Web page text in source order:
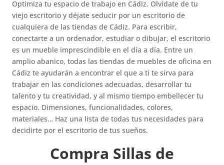
Optimiza tu espacio de trabajo en Cádiz. Olvídate de tu
viejo escritorio y déjate seducir por un escritorio de
cualquiera de las tiendas de Cádiz. Para escribir,
conectarte a un ordenador, estudiar o dibujar, el escritorio
es un mueble imprescindible en el día a día. Entre un
amplio abanico, todas las tiendas de muebles de oficina en
Cádiz te ayudarán a encontrar el que a ti te sirva para
trabajar en las condiciones adecuadas, desarrollar tu
talento y tu creatividad, y al mismo tiempo embellecer tu
espacio. Dimensiones, funcionalidades, colores,
materiales… Haz una lista de todas tus necesidades para
decidirte por el escritorio de tus sueños.
Compra Sillas de